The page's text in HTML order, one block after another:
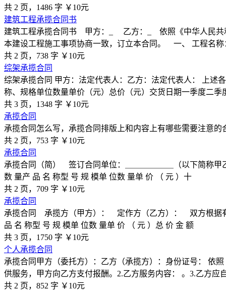
共 2 页，1486 字 ￥10元
建筑工程承揽合同书
建筑工程承揽合同书 甲方：_ 乙方：_ 依照《中华人民共
本建设工程施工事项协商一致，订立本合同。 一、 工程名
共 2 页，738 字 ￥10元
综架承揽合同
综架承揽合同 甲方：法定代表人：乙方：法定代表人： 上述
称、规格单位数量单价（元）总价（元）交货日期一季度二季
共 3 页，1348 字 ￥10元
承揽合同
承揽合同怎么写，承揽合同排版上和内容上有哪些需要注意
共 2 页，753 字 ￥10元
承揽合同
承揽合同（简） 签订合同单位：＿＿＿＿＿＿（以下简称
数 量产 品 名 称型 号 规 模单 位数 量单 价 （ 元 ）十
共 2 页，709 字 ￥10元
承揽合同
承揽合同 承揽方（甲方）： 定作方（乙方）： 双方根据
品 名 称型 号 规 模单 位数 量单 价 （ 元 ）总 价 金 额
共 3 页，1750 字 ￥10元
个人承揽合同
承揽合同甲方（委托方）：乙方（承揽方）：身份证号： 依
供服务，甲方向乙方支付报酬。2.乙方服务内容： 。3.乙方应
共 2 页，852 字 ￥10元